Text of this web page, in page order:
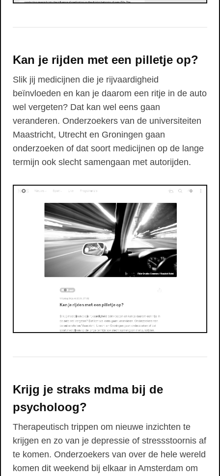
Kan je rijden met een pilletje op?
Slik jij medicijnen die je rijvaardigheid
beïnvloeden en kan je daarom een ritje in de auto
wel vergeten? Dat kan wel eens gaan
veranderen. Onderzoekers van de universiteiten
Maastricht, Utrecht en Groningen gaan
onderzoeken of dat soort medicijnen op de lange
termijn ook slecht samengaan met autorijden.
Krijg je straks mdma bij de
psycholoog?
Therapeutisch trippen om nieuwe inzichten te
krijgen en zo van je depressie of stressstoornis af
te komen. Onderzoekers van over de hele wereld
komen dit weekend bij elkaar in Amsterdam om